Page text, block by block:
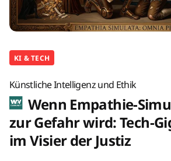
KI & TECH
Künstliche Intelligenz und Ethik
Wenn Empathie-
zur Gefahr wird: Tech-
im Visier der Justiz